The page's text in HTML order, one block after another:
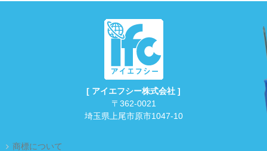
[ アイエフシー株式会社 ]
〒362-0021
埼玉県上尾市原市1047-10
商標について